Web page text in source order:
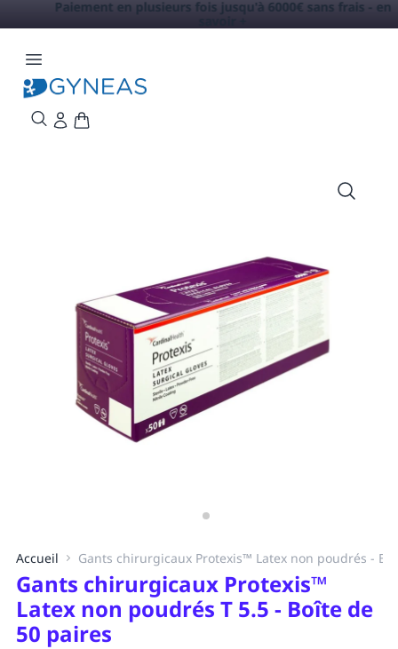
Paiement en plusieurs fois jusqu'à 6000€ sans frais -en
Accueil Gants chirurgicaux Protexis™ Latex non poudrés -
Gants chirurgicaux Protexis™
Latex non poudrés T 5.5 - Boîte de
50 paires